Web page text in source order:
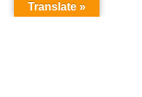
Translate »